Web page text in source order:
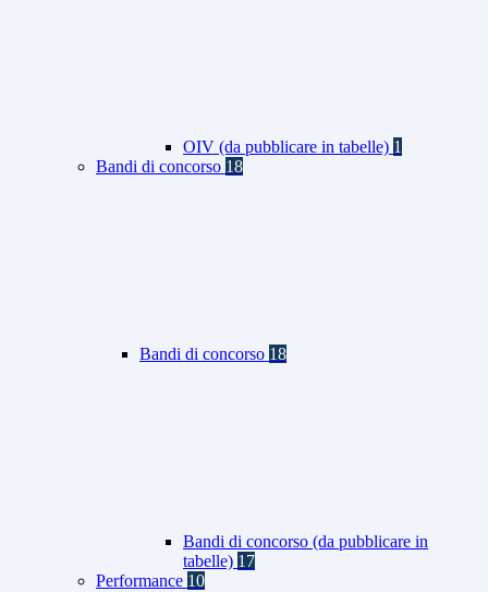
OIV (da pubblicare in tabelle) 1
Bandi di concorso 18
Bandi di concorso 18
Bandi di concorso (da pubblicare in
tabelle) 17
Performance 10